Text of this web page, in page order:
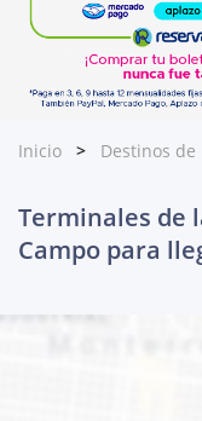
Inicio Destinos de
Terminales de
Campo para